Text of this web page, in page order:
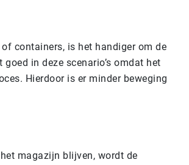
containers, is het handiger om de
in deze scenario’s omdat het
Hierdoor is er minder beweging
magazijn blijven, wordt de